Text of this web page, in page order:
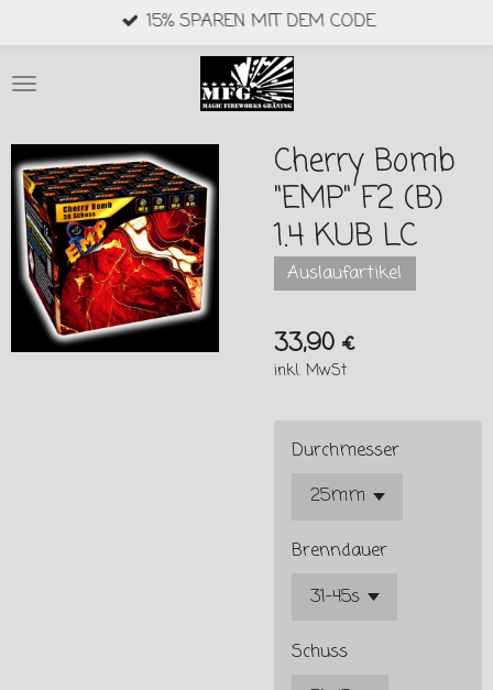
springen
15% SPAREN MIT DEM CODE
Cherry Bomb
"EMP" F2 (B)
1.4 KUB LC
Auslaufartikel
33,90 €
inkl. MwSt
Durchmesser
Brenndauer
Schuss